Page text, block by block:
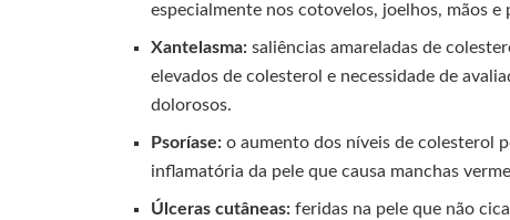
especialmente nos cotovelos, joelhos, mãos e
Xantelasma: saliências amareladas de
elevados de colesterol e necessidade de
dolorosos.
Psoríase: o aumento dos níveis de colesterol
inflamatória da pele que causa manchas
Úlceras cutâneas: feridas na pele que não